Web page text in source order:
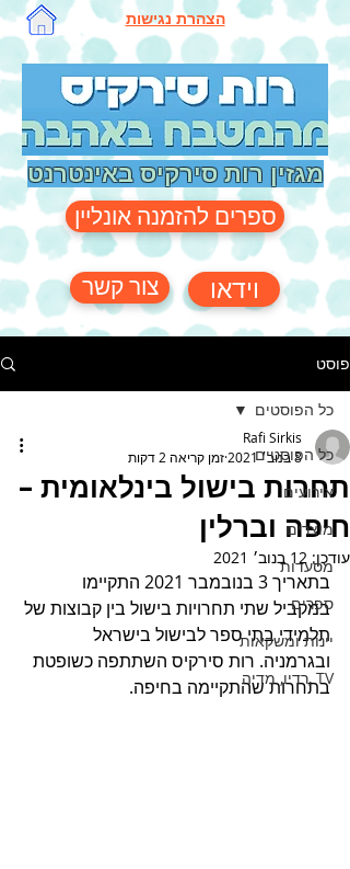
הצהרת נגישות
מגזין רות סירקיס באינטרנט
ספרים להזמנה אונליין
צור קשר וידאו
פוסט
כל הפוסטים
אירועים
מוצרים
מסעדות
ספרים
יינות ומשקאות
TV ,רדיו, מדיה
כל הפוסטים
תחרות בישול בינלאומית –
חיפה וברלין
Rafi Sirkis
8 בנוב׳ 2021
זמן קריאה 2 דקות
עודכן: 12 בנוב׳ 2021
בתאריך 3 בנובמבר 2021 התקיימו
במקביל שתי תחרויות בישול בין קבוצות של
תלמידי בתי ספר לבישול בישראל
ובגרמניה. רות סירקיס השתתפה כשופטת
בתחרות שהתקיימה בחיפה.